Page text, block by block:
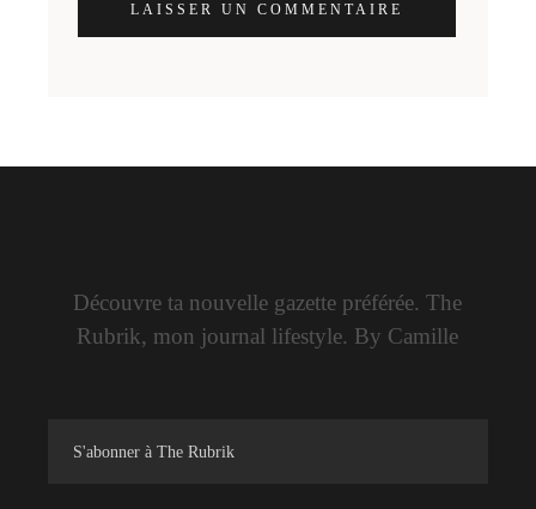
LAISSER UN COMMENTAIRE
Découvre ta nouvelle gazette préférée. The
Rubrik, mon journal lifestyle. By Camille